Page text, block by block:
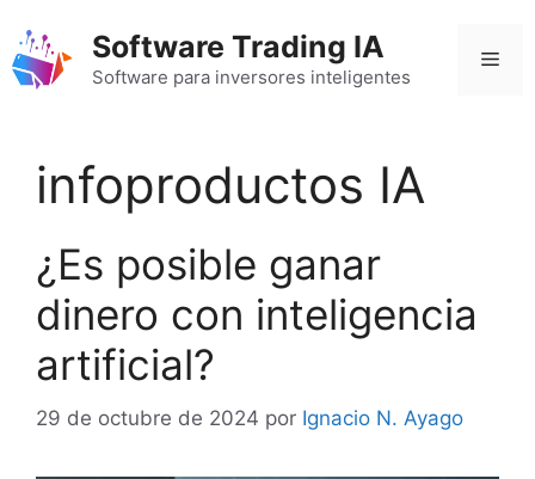
contenido
Software Trading IA
Software para inversores inteligentes
infoproductos IA
¿Es posible ganar
dinero con inteligencia
artificial?
29 de octubre de 2024 por Ignacio N. Ayago